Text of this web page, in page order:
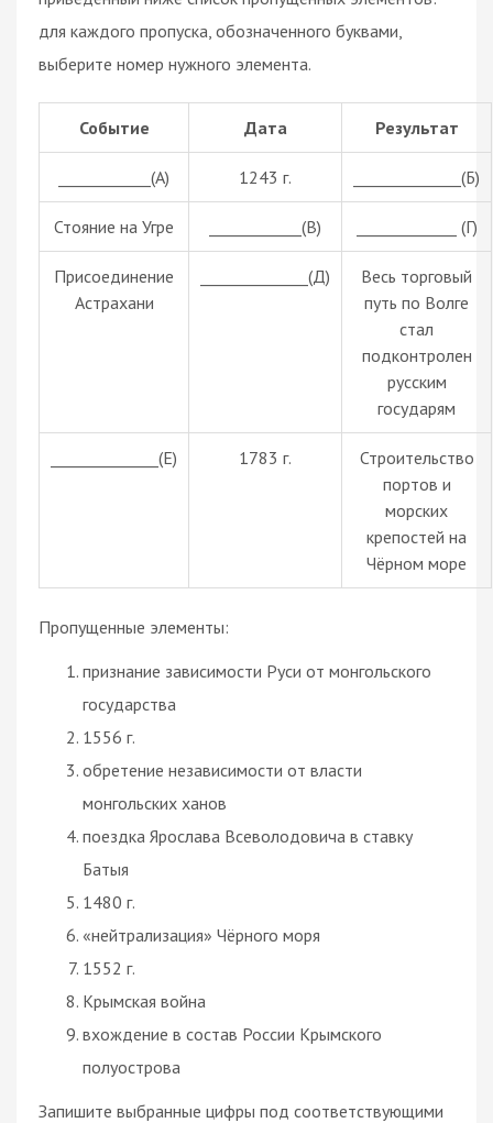
для каждого пропуска, обозначенного буквами,
выберите номер нужного элемента.
Событие Дата Результат
____________(А) 1243 г. ______________(Б)
Стояние на Угре ____________(В) _____________ (Г)
Присоединение
Астрахани
______________(Д)
Весь торговый
путь по Волге
стал
подконтролен
русским
государям
______________(Е) 1783 г.
Строительство
портов и
морских
крепостей на
Чёрном море
Пропущенные элементы:
признание зависимости Руси от монгольского
государства
1556 г.
обретение независимости от власти
монгольских ханов
поездка Ярослава Всеволодовича в ставку
Батыя
1480 г.
«нейтрализация» Чёрного моря
1552 г.
Крымская война
вхождение в состав России Крымского
полуострова
Запишите выбранные цифры под соответствующими